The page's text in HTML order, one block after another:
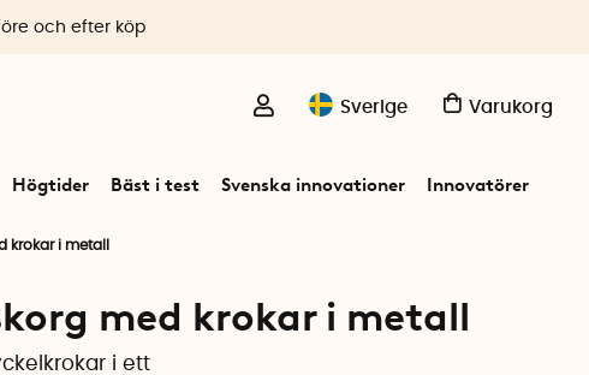
Sverige Varukorg
Högtider Bäst i test Svenska innovationer Innovatörer
och efter köp
krokar i metall
med krokar i metall
i ett